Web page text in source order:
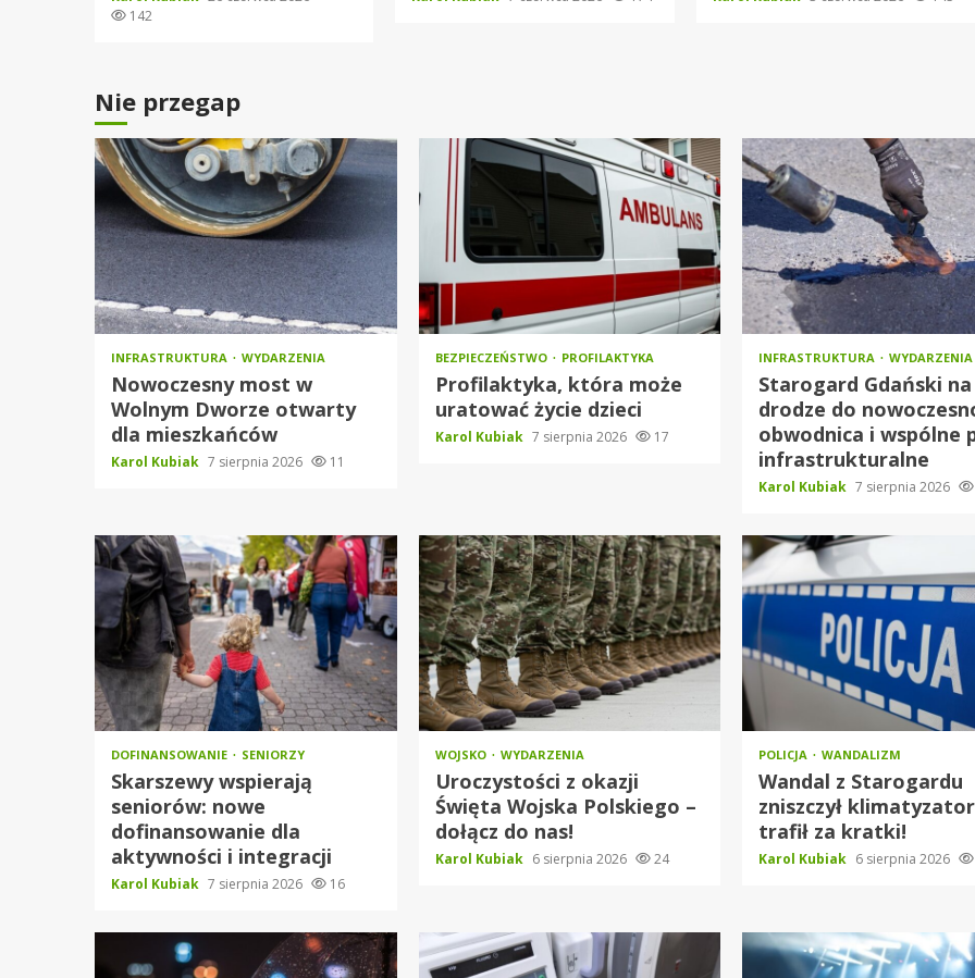
142
Nie przegap
INFRASTRUKTURA WYDARZENIA
Nowoczesny most w
Wolnym Dworze otwarty
dla mieszkańców
Karol Kubiak 7 sierpnia 2026 11
BEZPIECZEŃSTWO PROFILAKTYKA
Profilaktyka, która może
uratować życie dzieci
Karol Kubiak 7 sierpnia 2026 17
INFRASTRUKTURA WYDARZENIA
Starogard Gdański na
drodze do
obwodnica i wspólne
infrastrukturalne
Karol Kubiak 7 sierpnia 2026
DOFINANSOWANIE SENIORZY
Skarszewy wspierają
seniorów: nowe
dofinansowanie dla
aktywności i integracji
Karol Kubiak 7 sierpnia 2026 16
WOJSKO WYDARZENIA
Uroczystości z okazji
Święta Wojska Polskiego –
dołącz do nas!
Karol Kubiak 6 sierpnia 2026 24
POLICJA WANDALIZM
Wandal z Starogardu
zniszczył
trafił za kratki!
Karol Kubiak 6 sierpnia 2026